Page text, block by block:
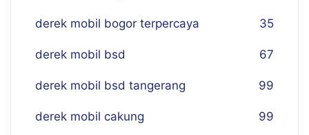
derek mobil bogor terpercaya 35
derek mobil bsd 67
derek mobil bsd tangerang 99
derek mobil cakung 99